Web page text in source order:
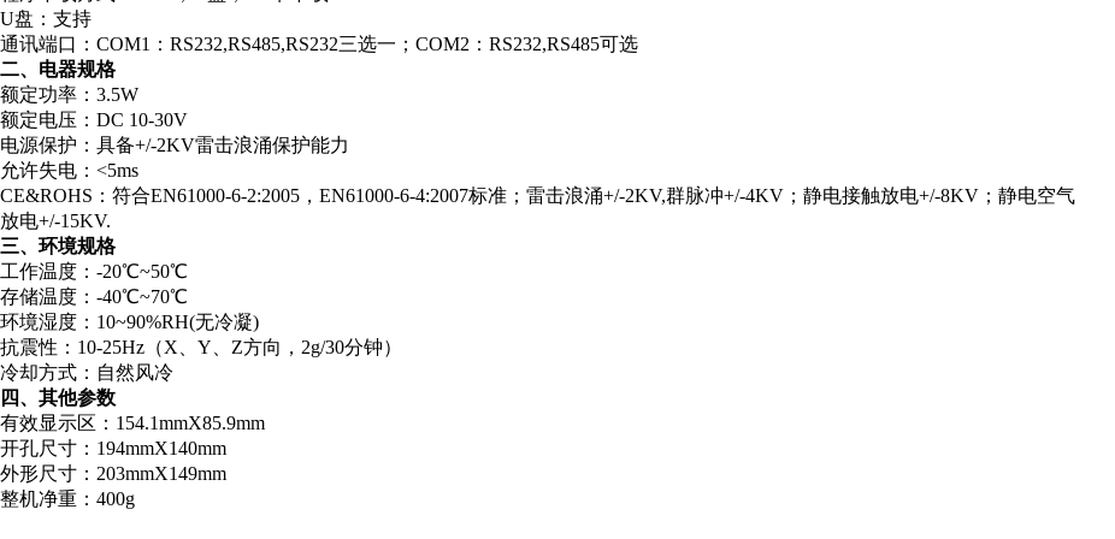
U盘：支持
通讯端口：COM1：RS232,RS485,RS232三选一；COM2：RS232,RS485可选
二、电器规格
额定功率：3.5W
额定电压：DC 10-30V
电源保护：具备+/-2KV雷击浪涌保护能力
允许失电：<5ms
CE&ROHS：符合EN61000-6-2:2005，EN61000-6-4:2007标准；雷击浪涌+/-2KV,群脉冲+/-4KV；静电接触放电+/-8KV；静电空气
放电+/-15KV.
三、环境规格
工作温度：-20℃~50℃
存储温度：-40℃~70℃
环境湿度：10~90%RH(无冷凝)
抗震性：10-25Hz（X、Y、Z方向，2g/30分钟）
冷却方式：自然风冷
四、其他参数
有效显示区：154.1mmX85.9mm
开孔尺寸：194mmX140mm
外形尺寸：203mmX149mm
整机净重：400g